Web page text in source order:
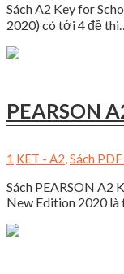
Sách A2 Key for
2020) có tới 4 đề
PEARSON
1 KET - A2,Sách
Sách PEARSON A2
New Edition 2020 là